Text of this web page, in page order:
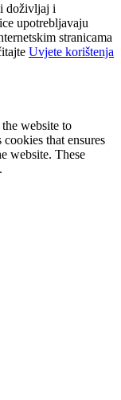
doživljaj i
upotrebljavaju
stranicama
Uvjete korištenja
website to
that ensures
website. These